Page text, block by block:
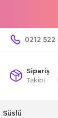
0212 522
Sipariş
Takibi
Süslü